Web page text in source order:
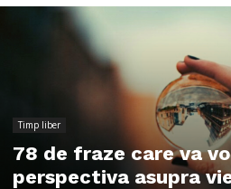
Timp liber
78 de fraze care va
perspectiva asupra